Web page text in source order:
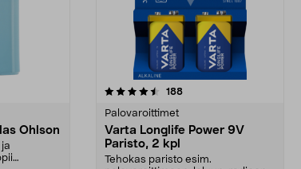
Ohlson
188arvostelut
Palovaroittimet
Varta Longlife Power 9V
Paristo, 2 kpl
Tehokas paristo esim.
4.5 viidestä